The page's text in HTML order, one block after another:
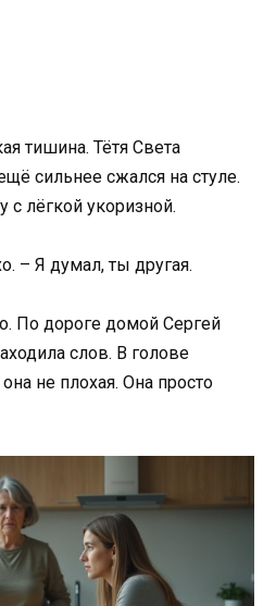
тишина. Тётя Света
сильнее сжался на стуле.
с лёгкой укоризной.
– Я думал, ты другая.
По дороге домой Сергей
слов. В голове
не плохая. Она просто